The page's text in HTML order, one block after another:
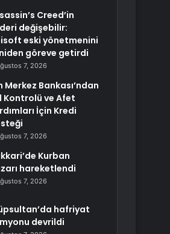
Creed’in
değişebilir:
eski yönetmenini
göreve getirdi
7, 2026
Merkez Bankası’ndan
Kontrolü ve Afet
İçin Kredi
7, 2026
Kurban
hareketlendi
7, 2026
hafriyat
devrildi